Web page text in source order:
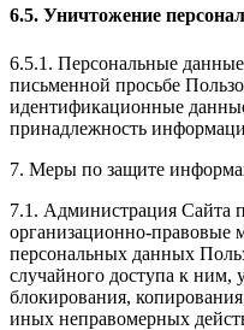
6.5. Уничтожение
6.5.1. Персональные
письменной просьбе
идентификационные
принадлежность
7. Меры по защите
7.1. Администрация Сайта
организационно-правовые
персональных данных
случайного доступа к ним,
блокирования,
иных неправомерных